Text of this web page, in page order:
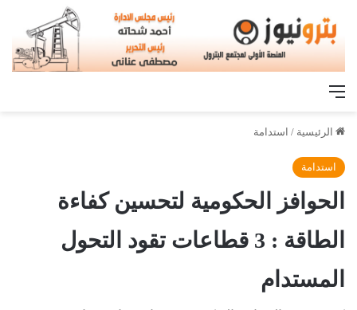
القائمة
الرئيسية / استدامة
استدامة
الحوافز الحكومية لتحسين كفاءة
الطاقة : 3 قطاعات تقود التحول
المستدام